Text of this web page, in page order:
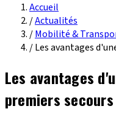
Accueil
/Actualités
/Mobilité &
/Les avantages
Les avantages
premiers secours